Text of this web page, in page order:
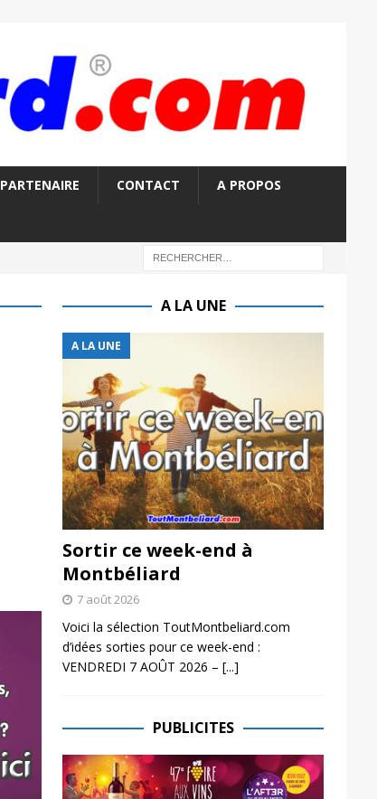
PARTENAIRE CONTACT A PROPOS
A LA UNE
A LA UNE
Sortir ce week-end à
Montbéliard
7 août 2026
Voici la sélection ToutMontbeliard.com
d’idées sorties pour ce week-end :
VENDREDI 7 AOÛT 2026 – [...]
PUBLICITES